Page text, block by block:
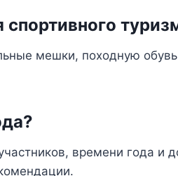
мешки, походную
времени года и